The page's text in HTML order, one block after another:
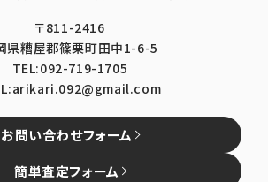
〒811-2416
県糟屋郡篠栗町田中1-6-5
TEL:092-719-1705
お問い合わせフォーム
簡単査定フォーム